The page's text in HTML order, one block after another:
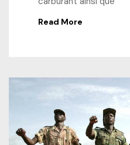
Read More